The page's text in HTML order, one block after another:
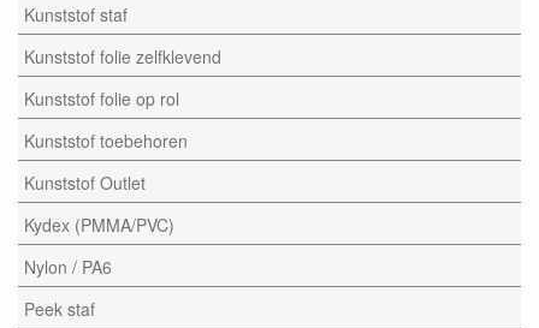
Kunststof staf
Kunststof folie zelfklevend
Kunststof folie op rol
Kunststof toebehoren
Kunststof Outlet
Kydex (PMMA/PVC)
Nylon / PA6
Peek staf